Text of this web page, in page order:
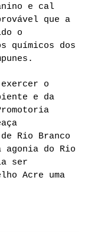
e cal
que a
o
químicos dos
o
e da
Rio Branco
agonia do Rio
ser
Acre uma